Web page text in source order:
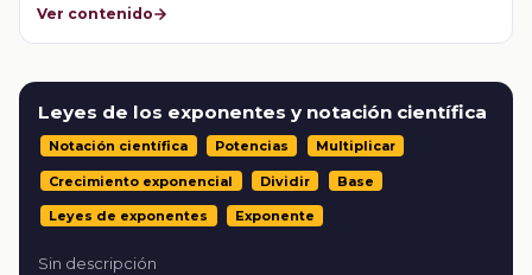
Ver contenido
Leyes de los exponentes y notación científica
Notación científica Potencias Multiplicar
Crecimiento exponencial Dividir Base
Leyes de exponentes Exponente
Sin descripción